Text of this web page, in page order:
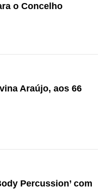
o Concelho
Araújo, aos 66
Percussion’ com